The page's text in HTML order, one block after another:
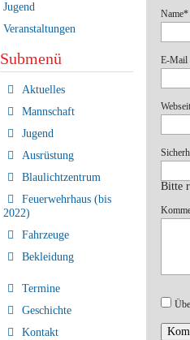
Name*
E-Mail
Bitte
Jugend
Veranstaltungen
Submenü
Navigation
Aktuelles
Mannschaft
Jugend
Ausrüstung
Blaulichtzentrum
Feuerwehrhaus (bis
2022)
Fahrzeuge
Bekleidung
Termine
Geschichte
Kontakt